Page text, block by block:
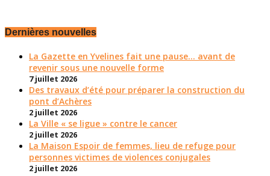
Dernières nouvelles
La Gazette en Yvelines fait une pause... avant de
revenir sous une nouvelle forme
7 juillet 2026
Des travaux d’été pour préparer la construction du
pont d’Achères
2 juillet 2026
La Ville « se ligue » contre le cancer
2 juillet 2026
La Maison Espoir de femmes, lieu de refuge pour
personnes victimes de violences conjugales
2 juillet 2026